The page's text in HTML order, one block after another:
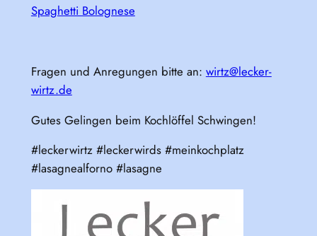
Spaghetti Bolognese
Fragen und Anregungen bitte an: wirtz@lecker-
wirtz.de
Gutes Gelingen beim Kochlöffel Schwingen!
#leckerwirtz #leckerwirds #meinkochplatz
#lasagnealforno #lasagne